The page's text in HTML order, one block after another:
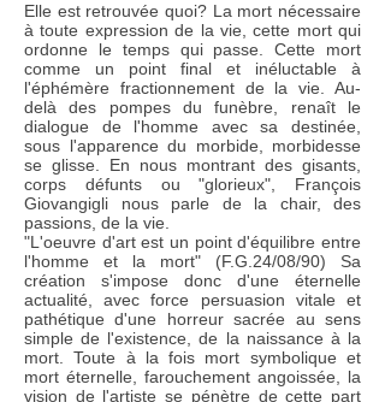
Elle est retrouvée quoi? La mort nécessaire
à toute expression de la vie, cette mort qui
ordonne le temps qui passe. Cette mort
comme un point final et inéluctable à
l'éphémère fractionnement de la vie. Au-
delà des pompes du funèbre, renaît le
dialogue de l'homme avec sa destinée,
sous l'apparence du morbide, morbidesse
se glisse. En nous montrant des gisants,
corps défunts ou "glorieux", François
Giovangigli nous parle de la chair, des
passions, de la vie.
"L'oeuvre d'art est un point d'équilibre entre
l'homme et la mort" (F.G.24/08/90) Sa
création s'impose donc d'une éternelle
actualité, avec force persuasion vitale et
pathétique d'une horreur sacrée au sens
simple de l'existence, de la naissance à la
mort. Toute à la fois mort symbolique et
mort éternelle, farouchement angoissée, la
vision de l'artiste se pénètre de cette part